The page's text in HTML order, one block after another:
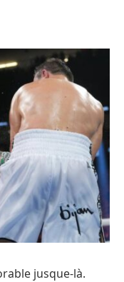
jusque-là.